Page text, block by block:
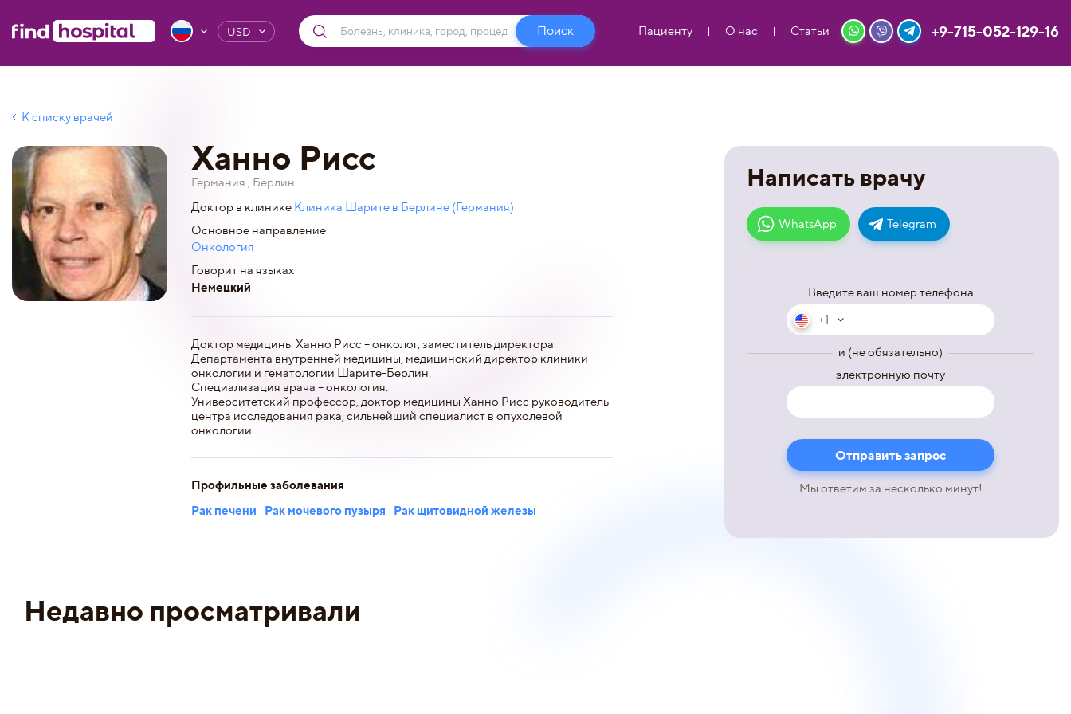
USD Пациенту О нас Статьи +9-715-052-129-16
К списку врачей
Написать врачу
WhatsApp Telegram
Введите ваш номер телефона
+1
и (не обязательно)
электронную почту
Мы ответим за несколько минут!
Ханно Рисс
Германия , Берлин
Доктор в клинике Клиника Шарите в Берлине (Германия)
Основное направление
Онкология
Говорит на языках
Немецкий
Доктор медицины Ханно Рисс – онколог, заместитель директора
Департамента внутренней медицины, медицинский директор клиники
онкологии и гематологии Шарите-Берлин.
Специализация врача – онкология.
Университетский профессор, доктор медицины Ханно Рисс руководитель
центра исследования рака, сильнейший специалист в опухолевой
онкологии.
Профильные заболевания
Рак печени
Рак мочевого пузыря Рак щитовидной железы
Недавно просматривали